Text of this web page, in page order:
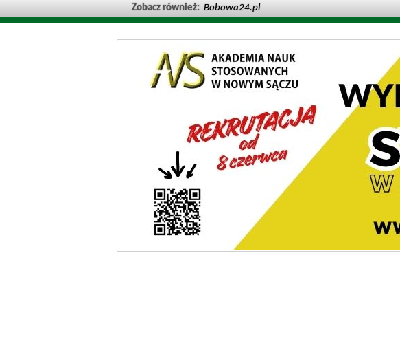
Zobacz również: Bobowa24.pl